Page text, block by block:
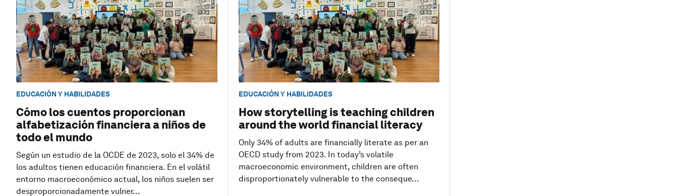
EDUCACIÓN Y HABILIDADES
Cómo los cuentos proporcionan
alfabetización financiera a niños de
todo el mundo
Según un estudio de la OCDE de 2023, solo el 34% de
los adultos tienen educación financiera. En el volátil
entorno macroeconómico actual, los niños suelen ser
desproporcionadamente vulner...
EDUCACIÓN Y HABILIDADES
How storytelling is teaching children
around the world financial literacy
Only 34% of adults are financially literate as per an
OECD study from 2023. In today’s volatile
macroeconomic environment, children are often
disproportionately vulnerable to the conseque...